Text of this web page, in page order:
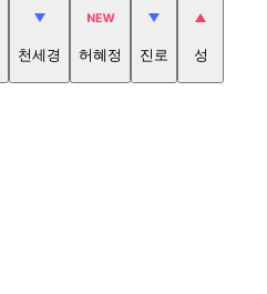
천세경 허혜정 진로 성